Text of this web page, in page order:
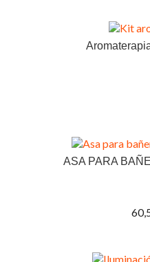
ASA PARA